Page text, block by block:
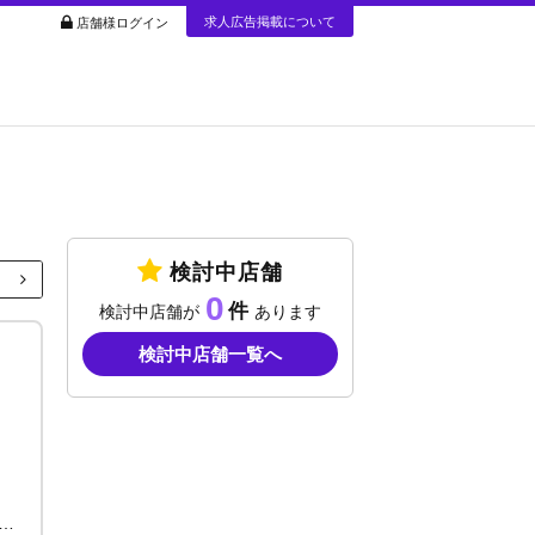
店舗様ログイン 求人広告掲載について
％～＋各種賞金 アルバイトも歓迎！ 給料詳細は面接時にご説明致します。
検討中店舗
検討中店舗が 0 あります
検討中店舗一覧へ